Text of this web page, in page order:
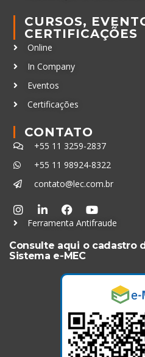
CURSOS,
CERTIFICAÇÕES
Online
In Company
Eventos
Certificações
CONTATO
+55 11 3259-2837
+55 11 98924-8322
contato@lec.com.br
Ferramenta Antifraude
Consulte aqui o cadastro
Sistema e-MEC